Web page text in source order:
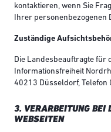
kontaktieren, wenn Sie
Ihrer personenbezogenen
Zuständige
Die Landesbeauftragte für
Informationsfreiheit
40213 Düsseldorf,
3. VERARBEITUNG BEI
WEBSEITEN